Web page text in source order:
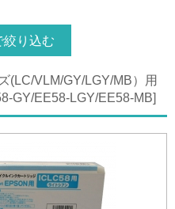
絞り込む
(LC/VLM/GY/LGY/MB）用
GY/EE58-LGY/EE58-MB]